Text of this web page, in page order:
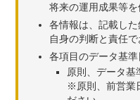
将来の運用成果等を
各情報は、記載し
自身の判断と責任で
各項目のデータ基準
原則、データ基
※原則、前営業